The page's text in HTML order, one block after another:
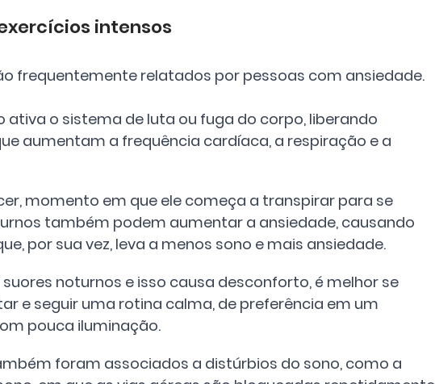
intensos
frequentemente relatados por pessoas com ansiedade.
ativa o sistema de luta ou fuga do corpo, liberando
aumentam a frequência cardíaca, a respiração e a
momento em que ele começa a transpirar para se
também podem aumentar a ansiedade, causando
por sua vez, leva a menos sono e mais ansiedade.
noturnos e isso causa desconforto, é melhor se
e seguir uma rotina calma, de preferência em um
pouca iluminação.
foram associados a distúrbios do sono, como a